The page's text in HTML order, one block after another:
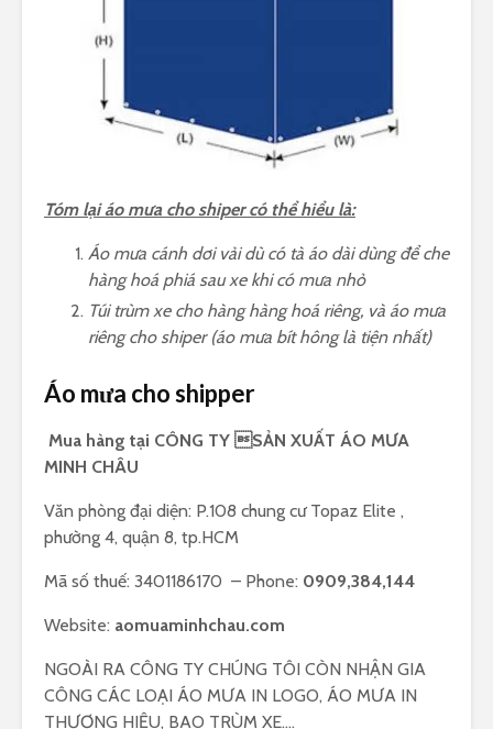
Tóm lại áo mưa cho shiper có thể hiểu là:
Áo mưa cánh dơi vải dù có tà áo dài dùng để che
hàng hoá phiá sau xe khi có mưa nhỏ
Túi trùm xe cho hàng hàng hoá riêng, và áo mưa
riêng cho shiper (áo mưa bít hông là tiện nhất)
Áo mưa cho shipper
Mua hàng tại CÔNG TY SẢN XUẤT ÁO MƯA
MINH CHÂU
Văn phòng đại diện: P.108 chung cư Topaz Elite ,
phường 4, quận 8, tp.HCM
Mã số thuế: 3401186170 – Phone: 0909,384,144
Website: aomuaminhchau.com
NGOÀI RA CÔNG TY CHÚNG TÔI CÒN NHẬN GIA
CÔNG CÁC LOẠI ÁO MƯA IN LOGO, ÁO MƯA IN
THƯƠNG HIỆU, BAO TRÙM XE….